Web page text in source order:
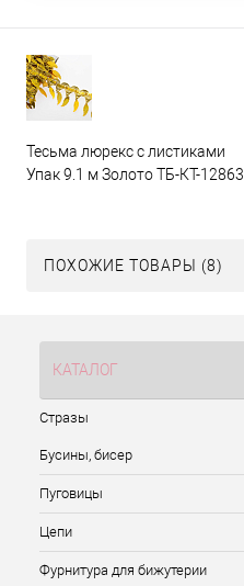
Тесьма люрекс с листиками
Упак 9.1 м Золото ТБ-КТ-12863
ПОХОЖИЕ ТОВАРЫ (8)
КАТАЛОГ
Стразы
Бусины, бисер
Пуговицы
Цепи
Фурнитура для бижутерии